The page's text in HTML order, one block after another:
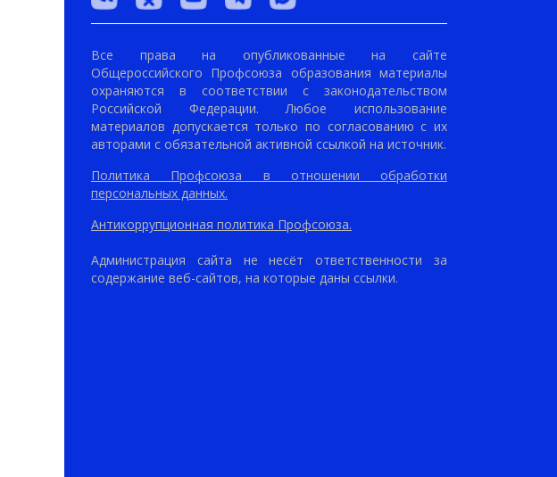
Все права на опубликованные на сайте
Общероссийского Профсоюза образования материалы
охраняются в соответствии с законодательством
Российской Федерации. Любое использование
материалов допускается только по согласованию с их
авторами с обязательной активной ссылкой на источник.
Политика Профсоюза в отношении обработки
персональных данных.
Антикоррупционная политика Профсоюза.
Администрация сайта не несёт ответственности за
содержание веб-сайтов, на которые даны ссылки.